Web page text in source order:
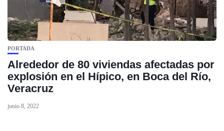
PORTADA
Alrededor de 80 viviendas afectadas por
explosión en el Hípico, en Boca del Río,
Veracruz
junio 8, 2022